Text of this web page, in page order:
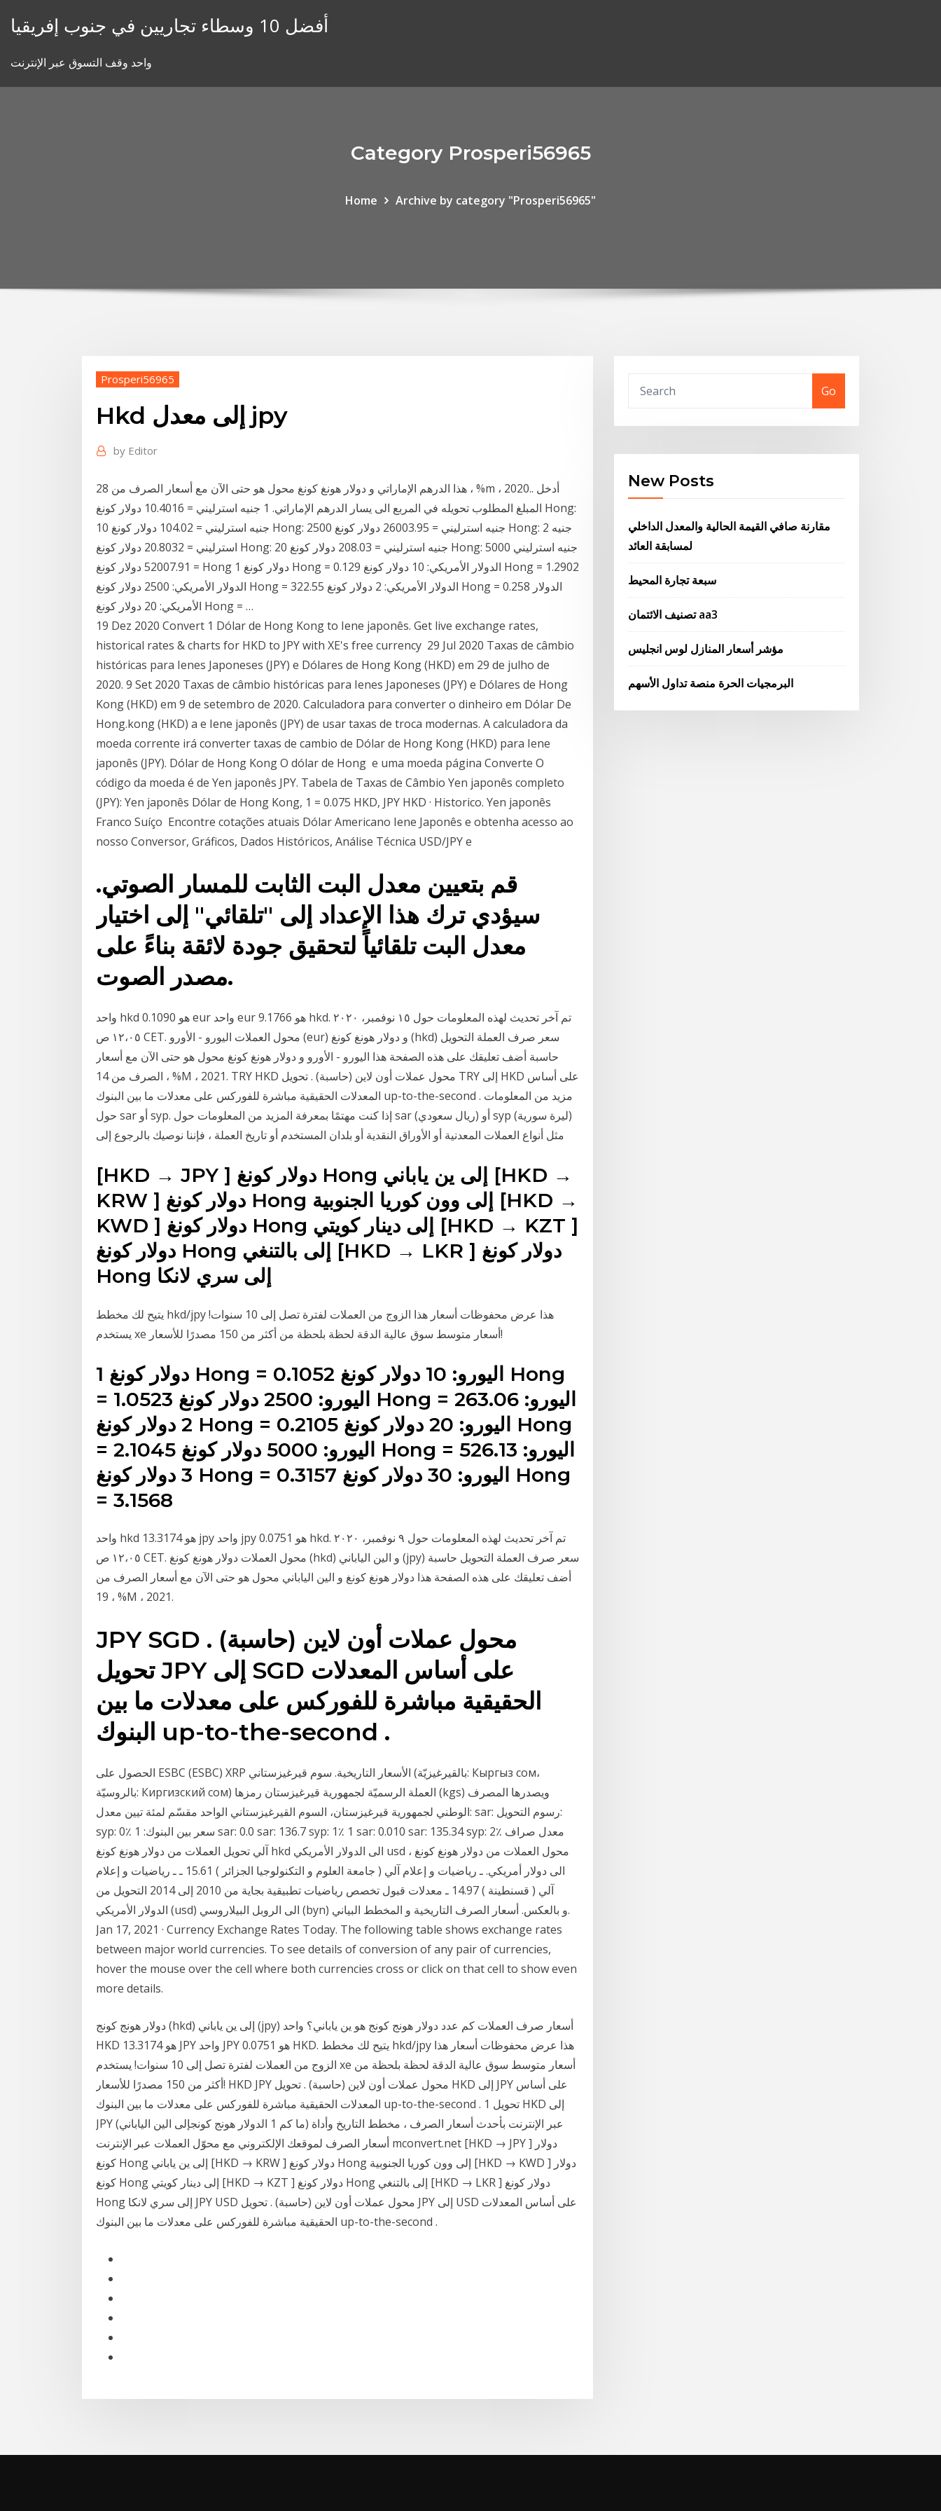
أفضل 10 وسطاء تجاريين في جنوب إفريقيا
واحد وقف التسوق عبر الإنترنت
Category Prosperi56965
Home Archive by category "Prosperi56965"
Prosperi56965
Hkd إلى معدل jpy
by Editor
هذا الدرهم الإماراتي و دولار هونغ كونغ محول هو حتى الآن مع أسعار الصرف من 28 ، %m ، 2020.. أدخل
المبلغ المطلوب تحويله في المربع الى يسار الدرهم الإماراتي. 1 جنيه استرليني = 10.4016 دولار كونغ Hong:
10 جنيه استرليني = 104.02 دولار كونغ Hong: 2500 جنيه استرليني = 26003.95 دولار كونغ Hong: 2 جنيه
استرليني = 20.8032 دولار كونغ Hong: 20 جنيه استرليني = 208.03 دولار كونغ Hong: 5000 جنيه استرليني
= 52007.91 دولار كونغ Hong 1 دولار كونغ Hong = 0.129 الدولار الأمريكي: 10 دولار كونغ Hong = 1.2902
الدولار الأمريكي: 2500 دولار كونغ Hong = 322.55 الدولار الأمريكي: 2 دولار كونغ Hong = 0.258 الدولار
الأمريكي: 20 دولار كونغ Hong = …
19 Dez 2020 Convert 1 Dólar de Hong Kong to Iene japonês. Get live exchange rates,
historical rates & charts for HKD to JPY with XE's free currency 29 Jul 2020 Taxas de câmbio
históricas para Ienes Japoneses (JPY) e Dólares de Hong Kong (HKD) em 29 de julho de
2020. 9 Set 2020 Taxas de câmbio históricas para Ienes Japoneses (JPY) e Dólares de Hong
Kong (HKD) em 9 de setembro de 2020. Calculadora para converter o dinheiro em Dólar De
Hong.kong (HKD) a e Iene japonês (JPY) de usar taxas de troca modernas. A calculadora da
moeda corrente irá converter taxas de cambio de Dólar de Hong Kong (HKD) para Iene
japonês (JPY). Dólar de Hong Kong O dólar de Hong e uma moeda página Converte O
código da moeda é de Yen japonês JPY. Tabela de Taxas de Câmbio Yen japonês completo
(JPY): Yen japonês Dólar de Hong Kong, 1 = 0.075 HKD, JPY HKD · Historico. Yen japonês
Franco Suíço Encontre cotações atuais Dólar Americano Iene Japonês e obtenha acesso ao
nosso Conversor, Gráficos, Dados Históricos, Análise Técnica USD/JPY e
قم بتعيين معدل البت الثابت للمسار الصوتي.
سيؤدي ترك هذا الإعداد إلى "تلقائي" إلى اختيار
معدل البت تلقائياً لتحقيق جودة لائقة بناءً على
مصدر الصوت.
واحد hkd هو 0.1090 eur واحد eur هو 9.1766 hkd. تم آخر تحديث لهذه المعلومات حول ١٥ نوفمبر، ٢٠٢٠
١٢،٠٥ ص CET. محول العملات اليورو - الأورو (eur) و دولار هونغ كونغ (hkd) سعر صرف العملة التحويل
حاسبة أضف تعليقك على هذه الصفحة هذا اليورو - الأورو و دولار هونغ كونغ محول هو حتى الآن مع أسعار
الصرف من 14 ، %M ، 2021. TRY HKD محول عملات أون لاين (حاسبة) . تحويل TRY إلى HKD على أساس
المعدلات الحقيقية مباشرة للفوركس على معدلات ما بين البنوك up-to-the-second . مزيد من المعلومات
حول sar أو syp. إذا كنت مهتمًا بمعرفة المزيد من المعلومات حول sar (ريال سعودي) أو syp (ليرة سورية)
مثل أنواع العملات المعدنية أو الأوراق النقدية أو بلدان المستخدم أو تاريخ العملة ، فإننا نوصيك بالرجوع إلى
[HKD → JPY ] دولار كونغ Hong إلى ين ياباني [HKD →
KRW ] دولار كونغ Hong إلى وون كوريا الجنوبية [HKD →
KWD ] دولار كونغ Hong إلى دينار كويتي [HKD → KZT ]
دولار كونغ Hong إلى بالتنغي [HKD → LKR ] دولار كونغ
Hong إلى سري لانكا
يتيح لك مخطط hkd/jpy هذا عرض محفوظات أسعار هذا الزوج من العملات لفترة تصل إلى 10 سنوات!
يستخدم xe أسعار متوسط سوق عالية الدقة لحظة بلحظة من أكثر من 150 مصدرًا للأسعار!
1 دولار كونغ Hong = 0.1052 اليورو: 10 دولار كونغ Hong
= 1.0523 اليورو: 2500 دولار كونغ Hong = 263.06 اليورو:
2 دولار كونغ Hong = 0.2105 اليورو: 20 دولار كونغ Hong
= 2.1045 اليورو: 5000 دولار كونغ Hong = 526.13 اليورو:
3 دولار كونغ Hong = 0.3157 اليورو: 30 دولار كونغ Hong
= 3.1568
واحد hkd هو 13.3174 jpy واحد jpy هو 0.0751 hkd. تم آخر تحديث لهذه المعلومات حول ٩ نوفمبر، ٢٠٢٠
١٢،٠٥ ص CET. محول العملات دولار هونغ كونغ (hkd) و الين الياباني (jpy) سعر صرف العملة التحويل حاسبة
أضف تعليقك على هذه الصفحة هذا دولار هونغ كونغ و الين الياباني محول هو حتى الآن مع أسعار الصرف من
19 ، %M ، 2021.
JPY SGD محول عملات أون لاين (حاسبة) .
تحويل JPY إلى SGD على أساس المعدلات
الحقيقية مباشرة للفوركس على معدلات ما بين
البنوك up-to-the-second .
الحصول على ESBC (ESBC) XRP الأسعار التاريخية. سوم قيرغيزستاني (بالقيرغيزيّة: Кыргыз сом،
بالروسيّة: Киргизский сом) العملة الرسميّة لجمهورية قيرغيزستان رمزها (kgs) ويصدرها المصرف
الوطني لجمهورية قيرغيزستان، السوم القيرغيزستاني الواحد مقسّم لمئة تيين معدل: sar: رسوم التحويل:
syp: 0٪ سعر بين البنوك: 1 sar: 0.0 sar: 136.7 syp: 1٪ 1 sar: 0.010 sar: 135.34 syp: 2٪ معدل صراف
آلي تحويل العملات من دولار هونغ كونغ hkd الى الدولار الأمريكي usd ، محول العملات من دولار هونغ كونغ
الى دولار أمريكي. ـ رياضيات و إعلام آلي ( جامعة العلوم و التكنولوجيا الجزائر ) 15.61 ـ ـ رياضيات و إعلام
آلي ( قسنطينة ) 14.97 ـ معدلات قبول تخصص رياضيات تطبيقية بجاية من 2010 إلى 2014 التحويل من
الدولار الأمريكي (usd) الى الروبل البيلاروسي (byn) و بالعكس. أسعار الصرف التاريخية و المخطط البياني.
Jan 17, 2021 · Currency Exchange Rates Today. The following table shows exchange rates
between major world currencies. To see details of conversion of any pair of currencies,
hover the mouse over the cell where both currencies cross or click on that cell to show even
more details.
دولار هونج كونج (hkd) إلى ين ياباني (jpy) أسعار صرف العملات كم عدد دولار هونج كونج هو ين ياباني؟ واحد
HKD هو 13.3174 JPY واحد JPY هو 0.0751 HKD. يتيح لك مخطط hkd/jpy هذا عرض محفوظات أسعار هذا
الزوج من العملات لفترة تصل إلى 10 سنوات! يستخدم xe أسعار متوسط سوق عالية الدقة لحظة بلحظة من
أكثر من 150 مصدرًا للأسعار! HKD JPY محول عملات أون لاين (حاسبة) . تحويل HKD إلى JPY على أساس
المعدلات الحقيقية مباشرة للفوركس على معدلات ما بين البنوك up-to-the-second . تحويل 1 HKD إلى
JPY (ما كم 1 الدولار هونج كونجإلى الين الياباني) عبر الإنترنت بأحدث أسعار الصرف ، مخطط التاريخ وأداة
أسعار الصرف لموقعك الإلكتروني مع محوّل العملات عبر الإنترنت mconvert.net [HKD → JPY ] دولار
كونغ Hong إلى ين ياباني [HKD → KRW ] دولار كونغ Hong إلى وون كوريا الجنوبية [HKD → KWD ] دولار
كونغ Hong إلى دينار كويتي [HKD → KZT ] دولار كونغ Hong إلى بالتنغي [HKD → LKR ] دولار كونغ
Hong إلى سري لانكا JPY USD محول عملات أون لاين (حاسبة) . تحويل JPY إلى USD على أساس المعدلات
الحقيقية مباشرة للفوركس على معدلات ما بين البنوك up-to-the-second .
Go
New Posts
مقارنة صافي القيمة الحالية والمعدل الداخلي
لمسابقة العائد
سبعة تجارة المحيط
تصنيف الائتمان aa3
مؤشر أسعار المنازل لوس انجليس
البرمجيات الحرة منصة تداول الأسهم